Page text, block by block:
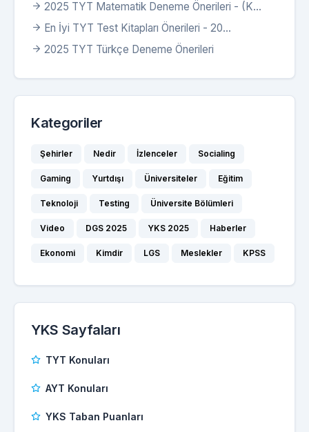
2025 TYT Matematik Deneme Önerileri - (K...
En İyi TYT Test Kitapları Önerileri - 20...
2025 TYT Türkçe Deneme Önerileri
Kategoriler
Şehirler Nedir İzlenceler Socialing
Gaming Yurtdışı Üniversiteler Eğitim
Teknoloji Testing Üniversite Bölümleri
Video DGS 2025 YKS 2025 Haberler
Ekonomi Kimdir LGS Meslekler KPSS
YKS Sayfaları
TYT Konuları
AYT Konuları
YKS Taban Puanları